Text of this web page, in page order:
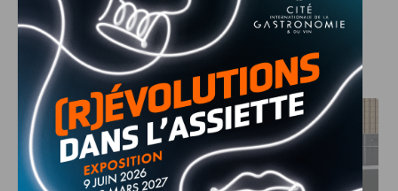
seulement un point de Frontignan.
J'AIME LE DFCO